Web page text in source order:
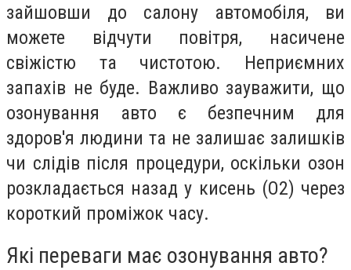
зайшовши до салону автомобіля, ви
можете відчути повітря, насичене
свіжістю та чистотою. Неприємних
запахів не буде. Важливо зауважити, що
озонування авто є безпечним для
здоров'я людини та не залишає залишків
чи слідів після процедури, оскільки озон
розкладається назад у кисень (О2) через
короткий проміжок часу.
Які переваги має озонування авто?